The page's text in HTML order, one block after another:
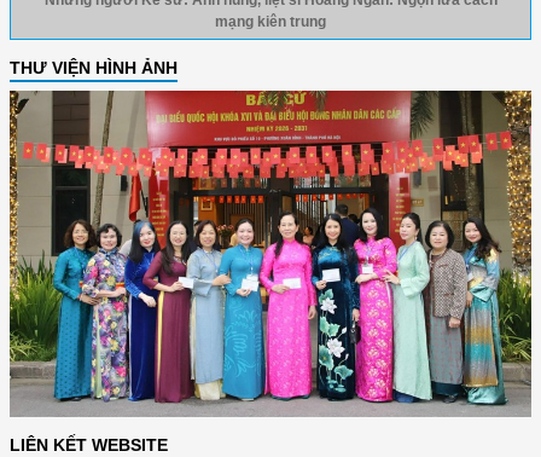
mạng kiên trung
THƯ VIỆN HÌNH ẢNH
LIÊN KẾT WEBSITE